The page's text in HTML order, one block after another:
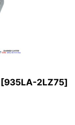
[935LA-2LZ75]